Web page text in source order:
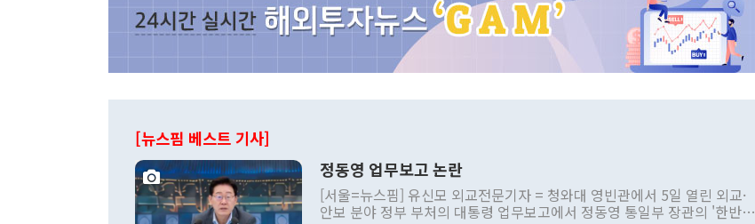
[뉴스핌 베스트 기사]
정동영 업무보고 논란
[서울=뉴스핌] 유신모 외교전문기자 = 청와대 영빈관에서 5일 열린 외교·
안보 분야 정부 부처의 대통령 업무보고에서 정동영 통일부 장관의 '한반도